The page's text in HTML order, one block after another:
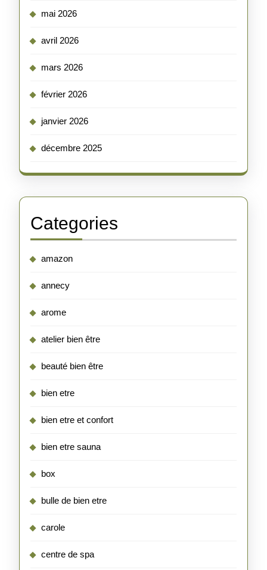
mai 2026
avril 2026
mars 2026
février 2026
janvier 2026
décembre 2025
Categories
amazon
annecy
arome
atelier bien être
beauté bien être
bien etre
bien etre et confort
bien etre sauna
box
bulle de bien etre
carole
centre de spa